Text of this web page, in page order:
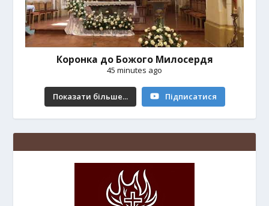
Коронка до Божого Милосердя
45 minutes ago
Показати більше... Підписатися